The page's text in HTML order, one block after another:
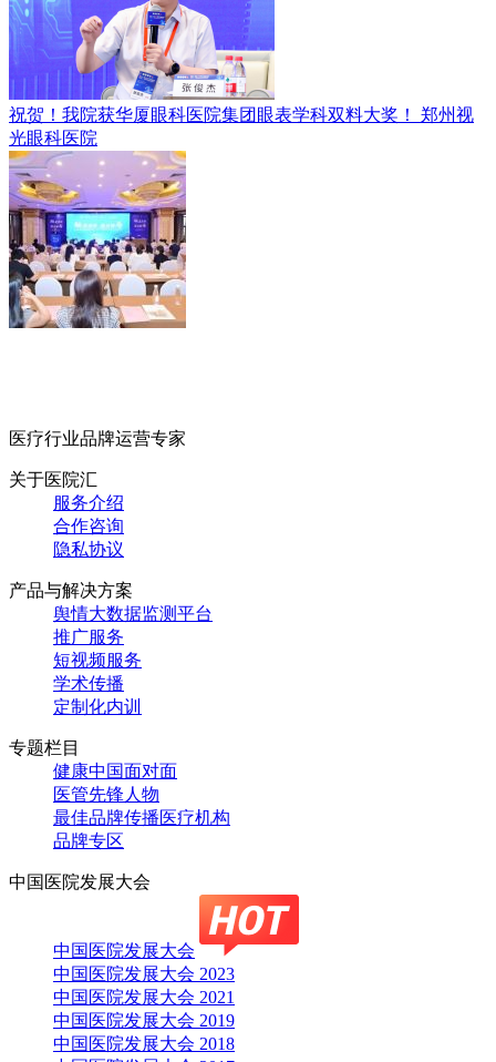
祝贺！我院获华厦眼科医院集团眼表学科双料大奖！ 郑州视
光眼科医院
医疗行业品牌运营专家
关于医院汇
服务介绍
合作咨询
隐私协议
产品与解决方案
舆情大数据监测平台
推广服务
短视频服务
学术传播
定制化内训
专题栏目
健康中国面对面
医管先锋人物
最佳品牌传播医疗机构
品牌专区
中国医院发展大会
中国医院发展大会
中国医院发展大会 2023
中国医院发展大会 2021
中国医院发展大会 2019
中国医院发展大会 2018